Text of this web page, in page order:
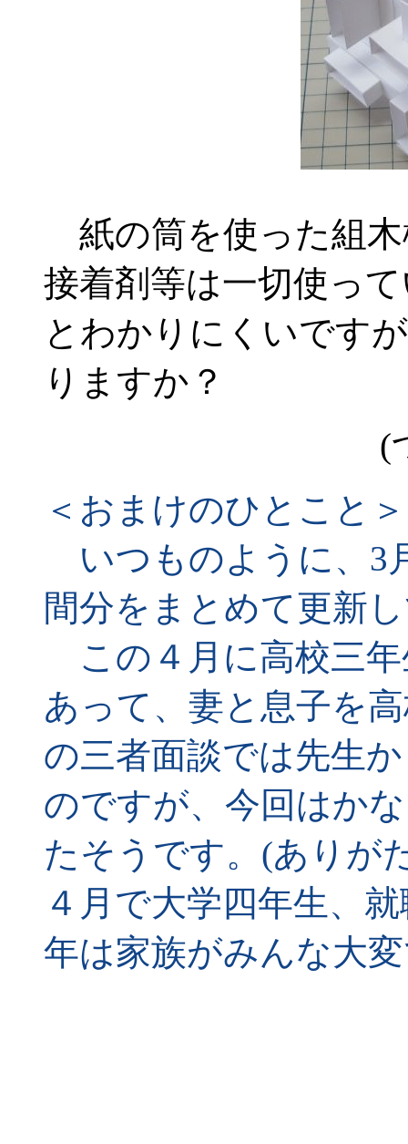
紙の筒を使った組
接着剤等は一切使っ
とわかりにくいです
りますか？
(
＜おまけのひとこと＞
いつものように、3
間分をまとめて更新
この４月に高校三
あって、妻と息子を
の三者面談では先生
のですが、今回はか
たそうです。(あり
４月で大学四年生、
年は家族がみんな大